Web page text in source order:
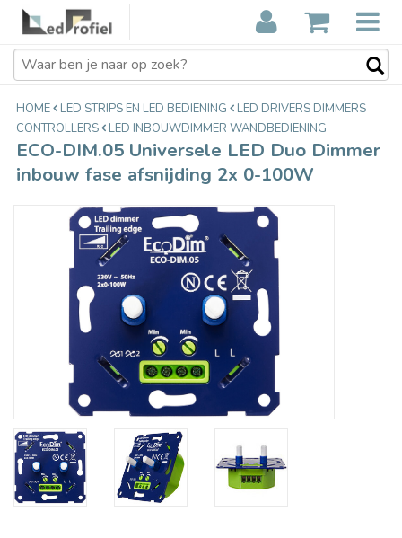
ECO-DIM.05 Universele LED Duo
Dimmer inbouw fase afsnijding 2x 0-
100W
€56,47
HOME LED STRIPS EN LED BEDIENING
LED DRIVERS DIMMERS
CONTROLLERS
LED INBOUWDIMMER WANDBEDIENING
ECO-DIM.05 Universele LED Duo Dimmer
inbouw fase afsnijding 2x 0-100W